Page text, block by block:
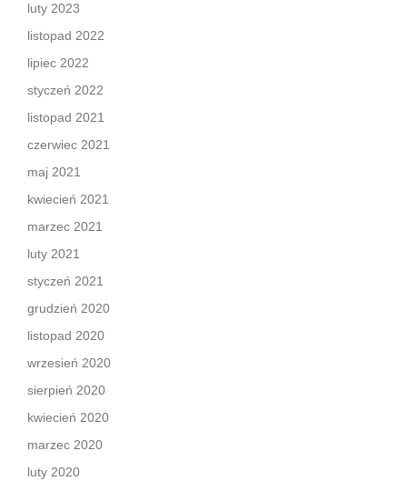
luty 2023
listopad 2022
lipiec 2022
styczeń 2022
listopad 2021
czerwiec 2021
maj 2021
kwiecień 2021
marzec 2021
luty 2021
styczeń 2021
grudzień 2020
listopad 2020
wrzesień 2020
sierpień 2020
kwiecień 2020
marzec 2020
luty 2020